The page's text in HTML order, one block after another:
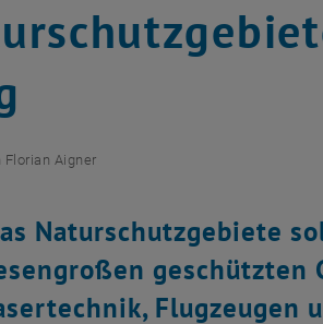
Florian Aigner
Naturschutzgebiete
geschützten
Flugzeugen